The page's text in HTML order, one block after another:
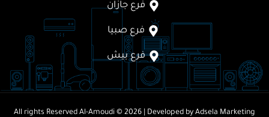
فرع جازان
فرع صبيا
فرع بيش
All rights Reserved Al-Amoudi © 2026 | Developed by Adsela Marketing